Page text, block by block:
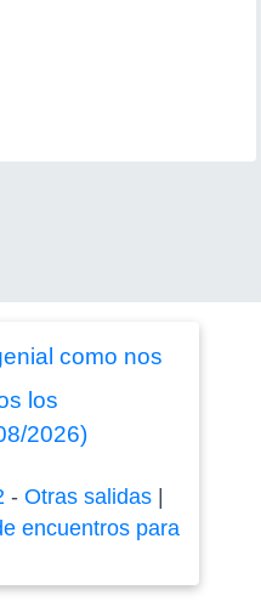
como nos
los
2026)
- Otras salidas|
encuentros para